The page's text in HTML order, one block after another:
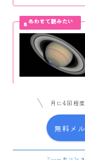
月に4回程
無料メ